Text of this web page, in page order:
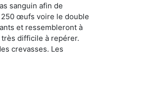
sanguin afin de
250 œufs voire le double
et ressembleront à
difficile à repérer.
crevasses. Les